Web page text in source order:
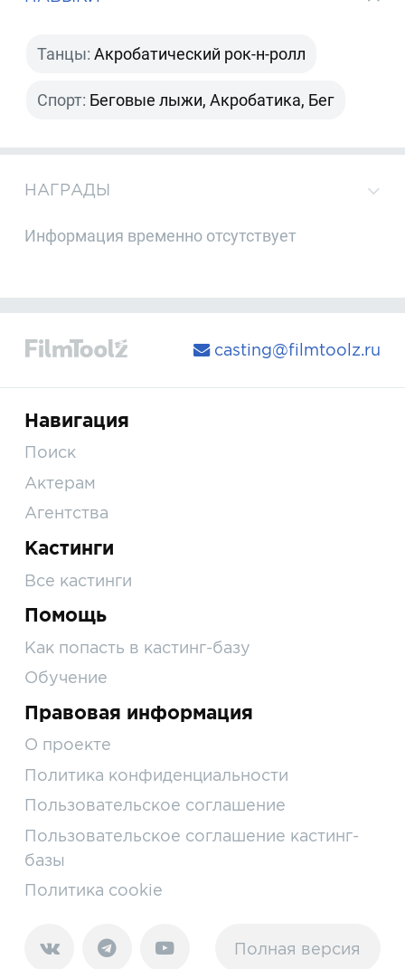
Танцы: Акробатический рок-н-ролл
Спорт: Беговые лыжи, Акробатика, Бег
НАГРАДЫ
Информация временно отсутствует
casting@filmtoolz.ru
Навигация
Поиск
Актерам
Агентства
Кастинги
Все кастинги
Помощь
Как попасть в кастинг-базу
Обучение
Правовая информация
О проекте
Политика конфиденциальности
Пользовательское соглашение
Пользовательское соглашение кастинг-
базы
Политика cookie
Полная версия